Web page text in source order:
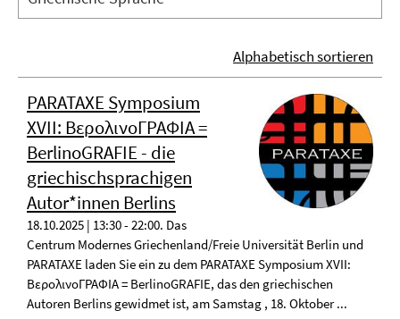
Alphabetisch sortieren
PARATAXE Symposium
XVII: ΒερολινοΓΡΑΦΙA =
BerlinoGRAFIE - die
griechischsprachigen
Autor*innen Berlins
18.10.2025 | 13:30 - 22:00. Das
Centrum Modernes Griechenland/Freie Universität Berlin und
PARATAXE laden Sie ein zu dem PARATAXE Symposium XVII:
ΒερολινοΓΡΑΦΙA = BerlinoGRAFIE, das den griechischen
Autoren Berlins gewidmet ist, am Samstag , 18. Oktober ...